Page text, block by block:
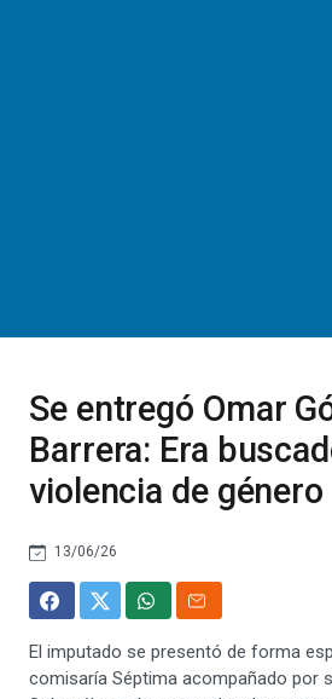
Se entregó Omar
Barrera: Era
violencia de género
13/06/26
El imputado se presentó de forma
comisaría Séptima acompañado por